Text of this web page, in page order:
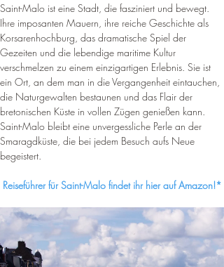
Saint-Malo ist eine Stadt, die fasziniert und bewegt.
Ihre imposanten Mauern, ihre reiche Geschichte als
Korsarenhochburg, das dramatische Spiel der
Gezeiten und die lebendige maritime Kultur
verschmelzen zu einem einzigartigen Erlebnis. Sie ist
ein Ort, an dem man in die Vergangenheit eintauchen,
die Naturgewalten bestaunen und das Flair der
bretonischen Küste in vollen Zügen genießen kann.
Saint-Malo bleibt eine unvergessliche Perle an der
Smaragdküste, die bei jedem Besuch aufs Neue
begeistert.
Reiseführer für Saint-Malo findet ihr hier auf Amazon!*